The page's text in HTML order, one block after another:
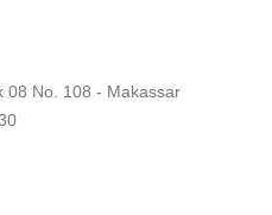
08 No. 108 - Makassar